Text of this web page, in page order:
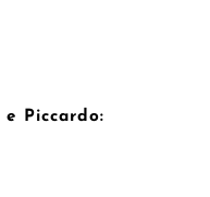
Piccardo: